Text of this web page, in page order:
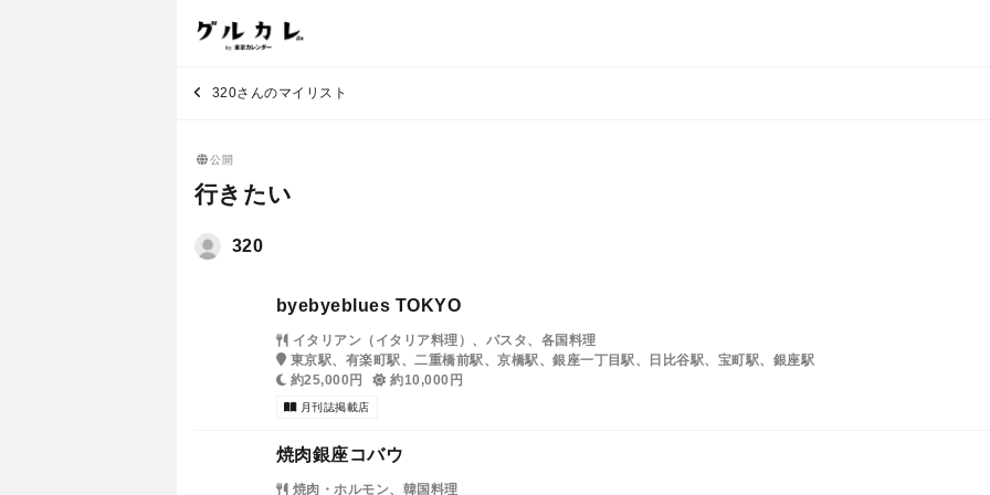
320さんのマイリスト
公開
行きたい
320
byebyeblues TOKYO
イタリアン（イタリア料理）、パスタ、各国料理
東京駅、有楽町駅、二重橋前駅、京橋駅、銀座一丁目駅、日比谷駅、宝町駅、銀座駅
約25,000円
約10,000円
月刊誌掲載店
焼肉銀座コバウ
焼肉・ホルモン、韓国料理